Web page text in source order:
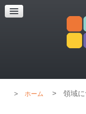
超解像顕微鏡
超解像顕微鏡の紹介
ホーム > 領域